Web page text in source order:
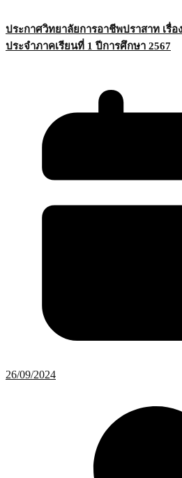
ประกาศวิทยาลัยการอาชีพปราสาท เรื่อ
ประจำภาคเรียนที่ 1 ปีการศึกษา 2567
26/09/2024